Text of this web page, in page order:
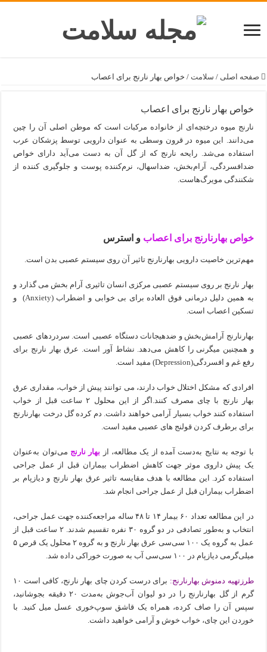
صفحه اصلی / سلامت / خواص بهار نارنج برای اعصاب
خواص بهار نارنج برای اعصاب
نارنج میوه درختچه‌ای از خانواده مرکبات است که موطن اصلی آن را چین
می‌دانند. این میوه در قرون وسطی به عنوان دارویی توسط پزشکان عرب
استفاده می‌شد. رایحه نارنج که از گل آن به دست می‌آید دارای خواص
ضدافسردگی، آرام‌بخش، ضداسهال، نرم‌کننده پوست و جلوگیری کننده از
شکنندگی مویرگ‌هاست.
خواص بهارنارنج برای اعصاب و استرس
مهم‌ترین خاصیت دارویی بهارنارنج تاثیر آن روی سیستم عصبی بدن است.
بهار نارنج بر روی سیستم عصبی مرکزی انسان تاثیری آرام بخش می گذارد و
به همین دلیل درمانی فوق العاده برای بی خوابی و اضطراب (Anxiety) و
تسکین اعصاب است.
بهارنارنج آرامش‌بخش و ضدهیجانات دستگاه عصبی است. سردردهای عصبی
و همچنین میگرنی را کاهش می‌دهد. نشاط آور است. عرق بهار نارنج برای
رفع غم و افسردگی(Depression) مفید است.
افرادی که مشکل اختلال خواب دارند، می ‌توانند پیش از خواب، مقداری عرق
بهار نارنج با چای مصرف کنند.اگر از این محلول ۲ ساعت قبل از خواب
استفاده کنند خواب بسیار آرامی خواهند داشت. دم کرده گل درخت بهارنارنج
برای برطرف کردن قولنج های عصبی مفید است.
با توجه به نتایج به‌دست آمده از یک مطالعه، از بهار نارنج می‌توان به‌عنوان
یک پیش داروی موثر جهت کاهش اضطراب بیماران قبل از عمل جراحی
استفاده کرد. این مطالعه با هدف مقایسه تاثیر عرق بهار نارنج و دیازپام بر
اضطراب بیماران قبل از عمل جراحی انجام شد.
در این مطالعه تعداد ۶۰ بیمار ۱۴ تا ۴۸ ساله مراجعه‌کننده جهت عمل جراحی،
انتخاب و به‌طور تصادفی در دو گروه ۳۰ نفره تقسیم شدند. ۲ ساعت قبل از
عمل به گروه یک ۱۰۰ سی‌سی عرق بهار نارنج و به گروه ۲ محلول یک قرص ۵
میلی‌گرمی دیازپام در ۱۰۰ سی‌سی آب به صورت خوراکی داده شد.
طرزتهیه دمنوش بهارنارنج:
برای درست کردن چای بهار نارنج، کافی است ۱۰
گرم از گل بهارنارنج را در دو لیوان آب‌جوش به‌مدت ۲۰ دقیقه بجوشانید،
سپس آن را صاف کرده، ‌همراه یک قاشق سوپ‌خوری عسل میل کنید. با
خوردن این چای، خواب خوش و آرامی خواهید داشت.